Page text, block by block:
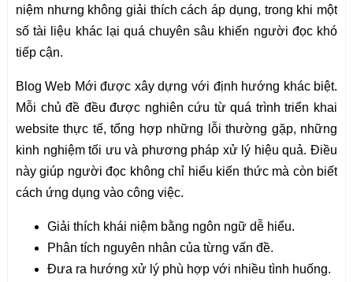
niệm nhưng không giải thích cách áp dụng, trong khi một
số tài liệu khác lại quá chuyên sâu khiến người đọc khó
tiếp cận.
Blog Web Mới được xây dựng với định hướng khác biệt.
Mỗi chủ đề đều được nghiên cứu từ quá trình triển khai
website thực tế, tổng hợp những lỗi thường gặp, những
kinh nghiệm tối ưu và phương pháp xử lý hiệu quả. Điều
này giúp người đọc không chỉ hiểu kiến thức mà còn biết
cách ứng dụng vào công việc.
Giải thích khái niệm bằng ngôn ngữ dễ hiểu.
Phân tích nguyên nhân của từng vấn đề.
Đưa ra hướng xử lý phù hợp với nhiều tình huống.